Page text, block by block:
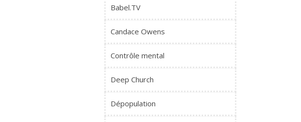
Babel.TV
Candace Owens
Contrôle mental
Deep Church
Dépopulation